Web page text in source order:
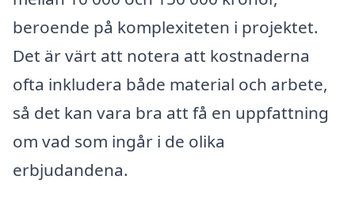
beroende på komplexiteten i projektet.
Det är värt att notera att kostnaderna
ofta inkludera både material och arbete,
så det kan vara bra att få en uppfattning
om vad som ingår i de olika
erbjudandena.